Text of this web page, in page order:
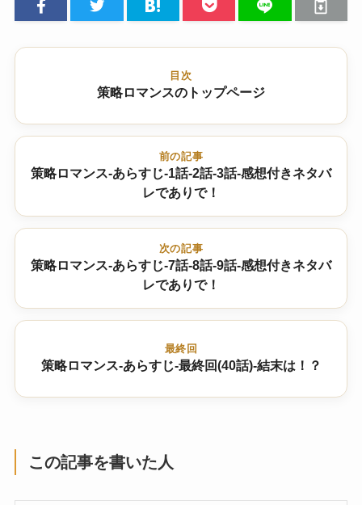
目次
策略ロマンスのトップページ
前の記事
策略ロマンス-あらすじ-1話-2話-3話-感想付きネタバ
レでありで！
次の記事
策略ロマンス-あらすじ-7話-8話-9話-感想付きネタバ
レでありで！
最終回
策略ロマンス-あらすじ-最終回(40話)-結末は！？
この記事を書いた人